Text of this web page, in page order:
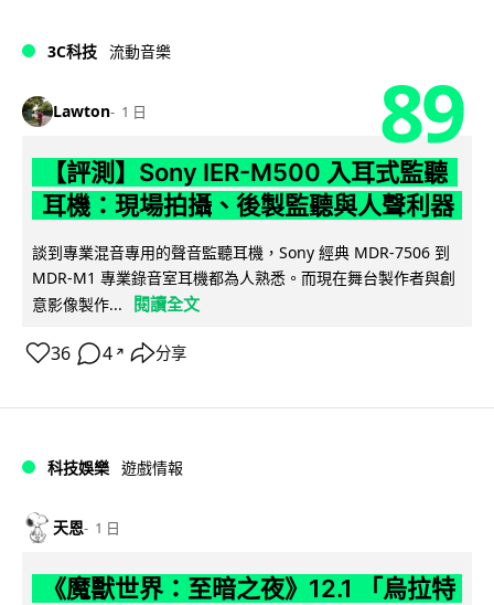
3C科技 流動音樂
Lawton 1 日 89
【評測】Sony IER-M500 入耳式監聽
耳機：現場拍攝、後製監聽與人聲利器
談到專業混音專用的聲音監聽耳機，Sony 經典 MDR-7506 到
MDR-M1 專業錄音室耳機都為人熟悉。而現在舞台製作者與創
意影像製作...
閱讀全文
36 4 ↗ 分享
科技娛樂 遊戲情報
天恩 1 日
《魔獸世界：至暗之夜》12.1 「烏拉特